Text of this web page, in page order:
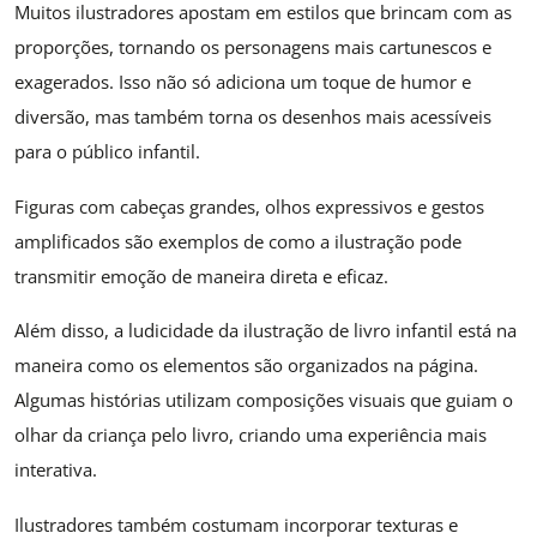
Muitos ilustradores apostam em estilos que brincam com as
proporções, tornando os personagens mais cartunescos e
exagerados. Isso não só adiciona um toque de humor e
diversão, mas também torna os desenhos mais acessíveis
para o público infantil.
Figuras com cabeças grandes, olhos expressivos e gestos
amplificados são exemplos de como a ilustração pode
transmitir emoção de maneira direta e eficaz.
Além disso, a ludicidade da ilustração de livro infantil está na
maneira como os elementos são organizados na página.
Algumas histórias utilizam composições visuais que guiam o
olhar da criança pelo livro, criando uma experiência mais
interativa.
Ilustradores também costumam incorporar texturas e